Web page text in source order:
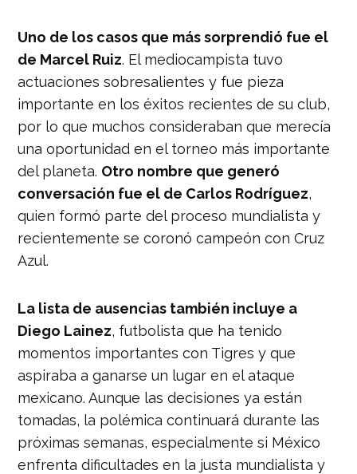
Uno de los casos que más sorprendió fue el
de Marcel Ruiz. El mediocampista tuvo
actuaciones sobresalientes y fue pieza
importante en los éxitos recientes de su club,
por lo que muchos consideraban que merecía
una oportunidad en el torneo más importante
del planeta. Otro nombre que generó
conversación fue el de Carlos Rodríguez,
quien formó parte del proceso mundialista y
recientemente se coronó campeón con Cruz
Azul.
La lista de ausencias también incluye a
Diego Lainez, futbolista que ha tenido
momentos importantes con Tigres y que
aspiraba a ganarse un lugar en el ataque
mexicano. Aunque las decisiones ya están
tomadas, la polémica continuará durante las
próximas semanas, especialmente si México
enfrenta dificultades en la justa mundialista y